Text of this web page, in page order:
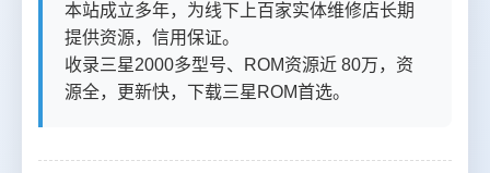
本站成立多年，为线下上百家实体维修店长期
提供资源，信用保证。
收录三星2000多型号、ROM资源近 80万，资
源全，更新快，下载三星ROM首选。